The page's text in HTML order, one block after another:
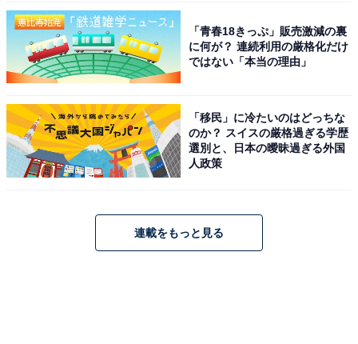
アクセス・料金情報は？ 泊まれる？
所在地：神奈川県横浜市緑区西八朔町1201-1
アクセス：東急田園都市線「青葉台駅」「藤が丘駅」、
「青春18きっぷ」販売激減の裏
に何が？ 連続利用の厳格化だけ
ではない「本当の理由」
「移民」に冷たいのはどっちな
のか？ スイスの厳格過ぎる学歴
選別と、日本の曖昧過ぎる外国
人政策
連載をもっと見る